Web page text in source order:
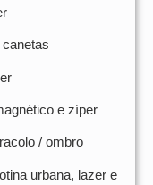
e zíper
/ ombro
urbana, lazer e